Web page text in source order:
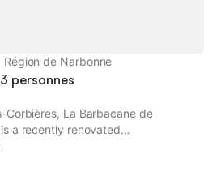
de Narbonne
personnes
Corbières, La Barbacane de
a recently renovated
Reserve Africaine de Sigean and